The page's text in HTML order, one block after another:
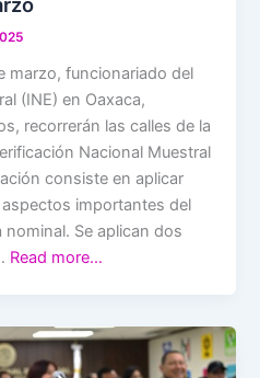
marzo, funcionariado del
(INE) en Oaxaca,
recorrerán las calles de la
Nacional Muestral
consiste en aplicar
importantes del
Se aplican dos
Read more…